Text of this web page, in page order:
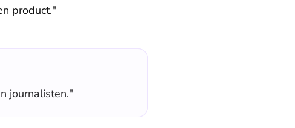
product."
journalisten."